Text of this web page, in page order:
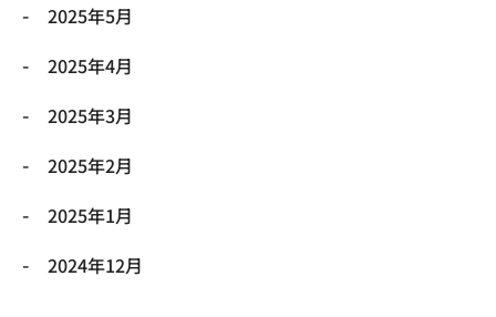
2025年5月
2025年4月
2025年3月
2025年2月
2025年1月
2024年12月